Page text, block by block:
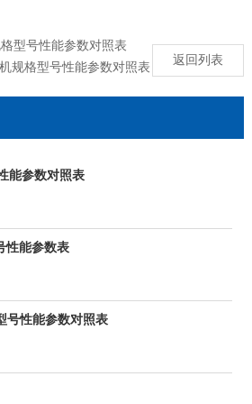
型号性能参数对照表
规格型号性能参数对照表
返回列表
能参数对照表
性能参数表
号性能参数对照表